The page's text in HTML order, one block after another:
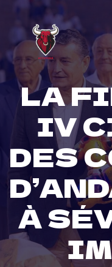
Skip
content
LA
IV
DES
À